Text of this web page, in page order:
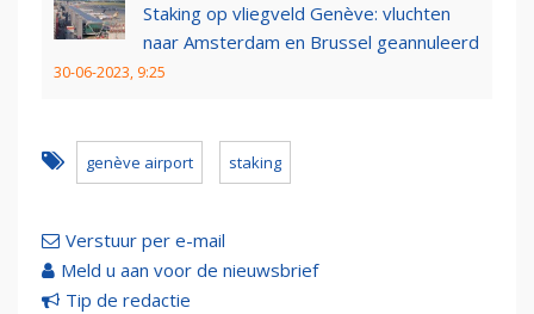
Staking op vliegveld Genève: vluchten
naar Amsterdam en Brussel geannuleerd
30-06-2023, 9:25
genève airport staking
Verstuur per e-mail
Meld u aan voor de nieuwsbrief
Tip de redactie